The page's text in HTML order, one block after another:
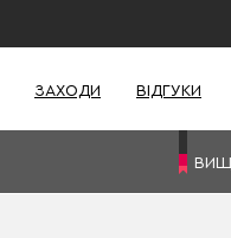
ЗАХОДИ ВІДГУКИ